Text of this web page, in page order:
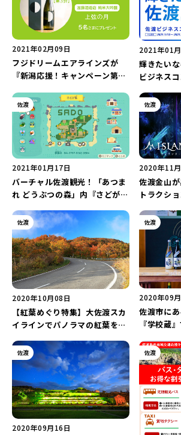
2021年02月09日
フジドリームエアラインズが
『新潟応援！キャンペーン第3
で！
2021年01
輝きたい
ビジネス
佐渡
2021年01月17日
バーチャル佐渡観光！「あつま
れ どうぶつの森」内『さどが
佐渡
2020年11
佐渡金山
トラクシ
佐渡
2020年10月08日
【紅葉めぐり特集】大佐渡スカ
イラインでパノラマの紅葉を楽
佐渡
2020年09
佐渡市に
『学校蔵
佐渡
2020年09月16日
佐渡